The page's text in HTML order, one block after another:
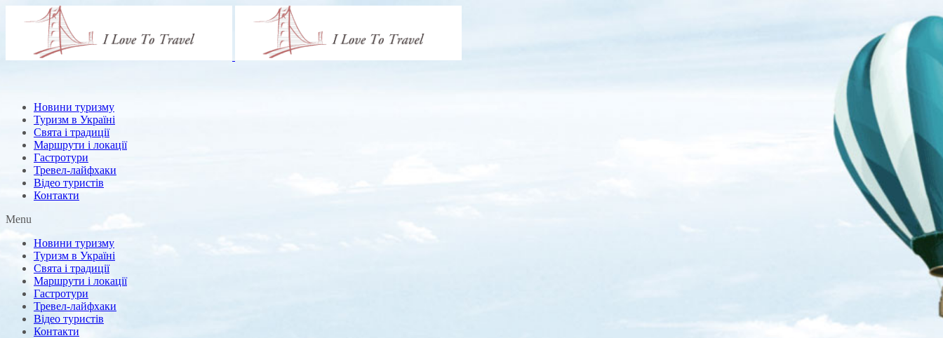
Новини туризму
Туризм в Україні
Свята і традиції
Маршрути і локації
Гастротури
Тревел-лайфхаки
Відео туристів
Контакти
Menu
Новини туризму
Туризм в Україні
Свята і традиції
Маршрути і локації
Гастротури
Тревел-лайфхаки
Відео туристів
Контакти